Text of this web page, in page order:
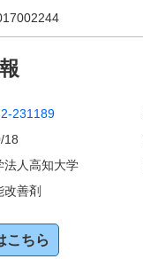
231189
18
法人高知大学
改善剤
こちら